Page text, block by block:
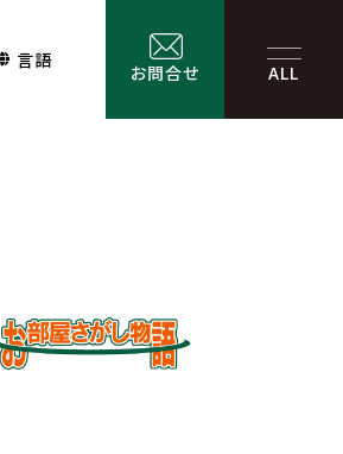
言語
お問合せ ALL
Contact